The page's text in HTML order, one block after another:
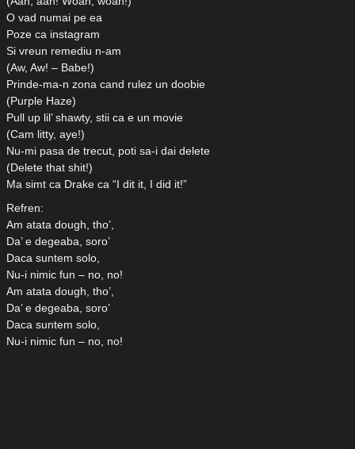
O vad numai pe ea
Poze ca instagram
Si vreun remediu n-am
(Aw, Aw! – Babe!)
Prinde-ma-n zona cand rulez un doobie
(Purple Haze)
Pull up lil’ shawty, stii ca e un movie
(Cam litty, aye!)
Nu-mi pasa de trecut, poti sa-i dai delete
(Delete that shit!)
Ma simt ca Drake ca “I dit it, I did it!”
Refren:
Am atata dough, tho’,
Da’ e degeaba, soro’
Daca suntem solo,
Nu-i nimic fun – no, no!
Am atata dough, tho’,
Da’ e degeaba, soro’
Daca suntem solo,
Nu-i nimic fun – no, no!